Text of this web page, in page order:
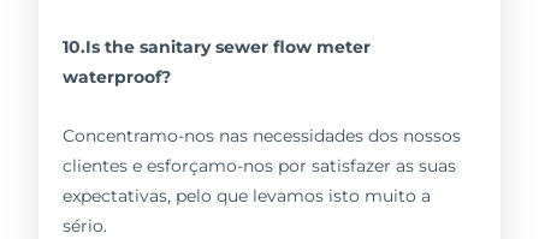
10.Is the sanitary sewer flow meter
waterproof?
Concentramo-nos nas necessidades dos nossos
clientes e esforçamo-nos por satisfazer as suas
expectativas, pelo que levamos isto muito a
sério.